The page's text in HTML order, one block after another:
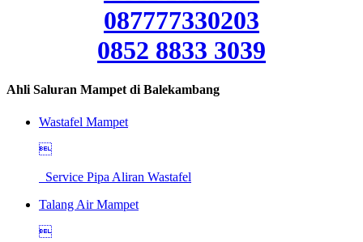
087777330203
0852 8833 3039
Ahli Saluran Mampet di Balekambang
Wastafel Mampet

Service Pipa Aliran Wastafel
Talang Air Mampet
